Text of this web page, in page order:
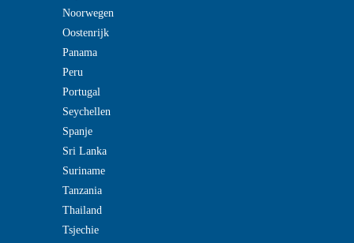
Noorwegen
Oostenrijk
Panama
Peru
Portugal
Seychellen
Spanje
Sri Lanka
Suriname
Tanzania
Thailand
Tsjechie